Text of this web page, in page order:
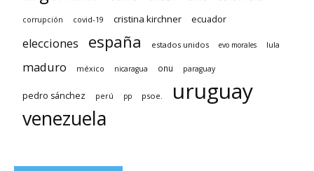
corrupción covid-19 cristina kirchner ecuador
elecciones españa estados unidos evo morales lula
maduro méxico nicaragua onu paraguay
pedro sánchez perú pp psoe. uruguay
venezuela